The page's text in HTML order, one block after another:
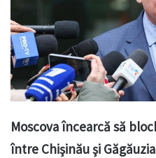
Moscova încearcă să
între Chişinău şi